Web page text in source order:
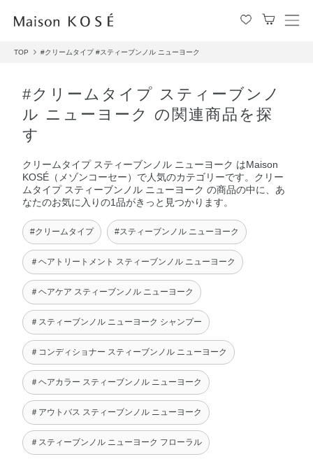
メ
TOP #クリームタイプ #スティーブンノル ニューヨーク
#クリームタイプ スティーブンノ
ル ニューヨーク の関連商品を探
す
クリームタイプ スティーブンノル ニューヨーク はMaison
KOSÉ（メゾンコーセー）で人気のカテゴリーです。クリー
ムタイプ スティーブンノル ニューヨーク の商品の中に、あ
なたのお気に入りの1品がきっと見つかります。
#クリームタイプ #スティーブンノル ニューヨーク
＃ヘアトリートメント スティーブンノル ニューヨーク
＃ヘアケア スティーブンノル ニューヨーク
＃スティーブンノル ニューヨーク シャンプー
＃コンディショナー スティーブンノル ニューヨーク
＃ヘアカラー スティーブンノル ニューヨーク
＃アウトバス スティーブンノル ニューヨーク
＃スティーブンノル ニューヨーク フローラル